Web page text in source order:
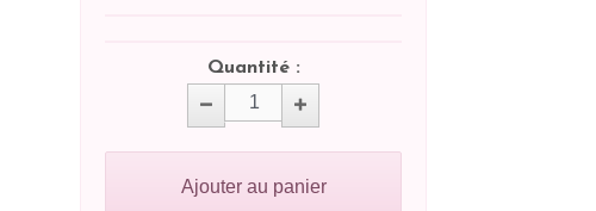
Quantité :
Ajouter au panier